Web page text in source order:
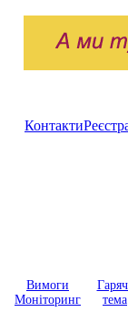
Контакти
Вимоги
Моніторинг
тема